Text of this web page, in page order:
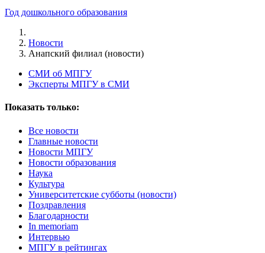
Год дошкольного образования
Новости
Анапский филиал (новости)
СМИ об МПГУ
Эксперты МПГУ в СМИ
Показать только:
Все новости
Главные новости
Новости МПГУ
Новости образования
Наука
Культура
Университетские субботы (новости)
Поздравления
Благодарности
In memoriam
Интервью
МПГУ в рейтингах